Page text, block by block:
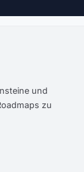
und
zu